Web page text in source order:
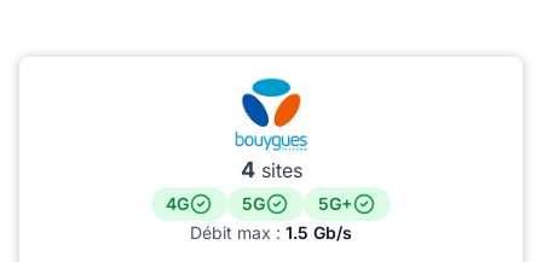
4sites
4G 5G
5G+
Débit max : 1.5 Gb/s